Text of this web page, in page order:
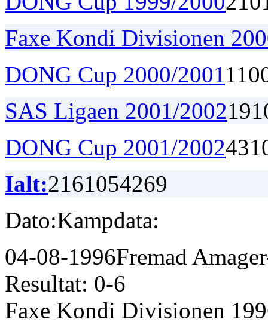
Faxe Kondi Divisionen
DONG Cup 2000/2001110
SAS Ligaen 2001/200219
DONG Cup 2001/2002431
Ialt:2161054269
Dato:Kampdata:
04-08-1996Fremad
Resultat: 0-6
Faxe Kondi Divisionen